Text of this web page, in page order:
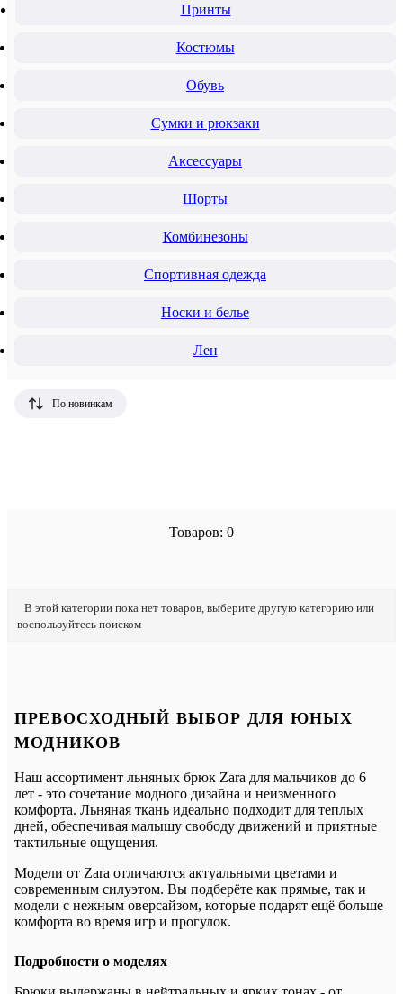
Принты
Костюмы
Обувь
Сумки и рюкзаки
Аксессуары
Шорты
Комбинезоны
Спортивная одежда
Носки и белье
Лен
Товаров: 0
По новинкам
В этой категории пока нет товаров, выберите другую категорию или
воспользуйтесь поиском
ПРЕВОСХОДНЫЙ ВЫБОР ДЛЯ ЮНЫХ
МОДНИКОВ
Наш ассортимент льняных брюк Zara для мальчиков до 6
лет - это сочетание модного дизайна и неизменного
комфорта. Льняная ткань идеально подходит для теплых
дней, обеспечивая малышу свободу движений и приятные
тактильные ощущения.
Модели от Zara отличаются актуальными цветами и
современным силуэтом. Вы подберёте как прямые, так и
модели с нежным оверсайзом, которые подарят ещё больше
комфорта во время игр и прогулок.
Подробности о моделях